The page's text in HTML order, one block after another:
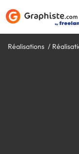
Réalisations